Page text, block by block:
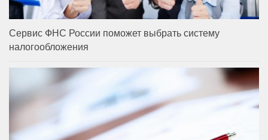
Сервис ФНС России поможет выбрать систему
налогообложения